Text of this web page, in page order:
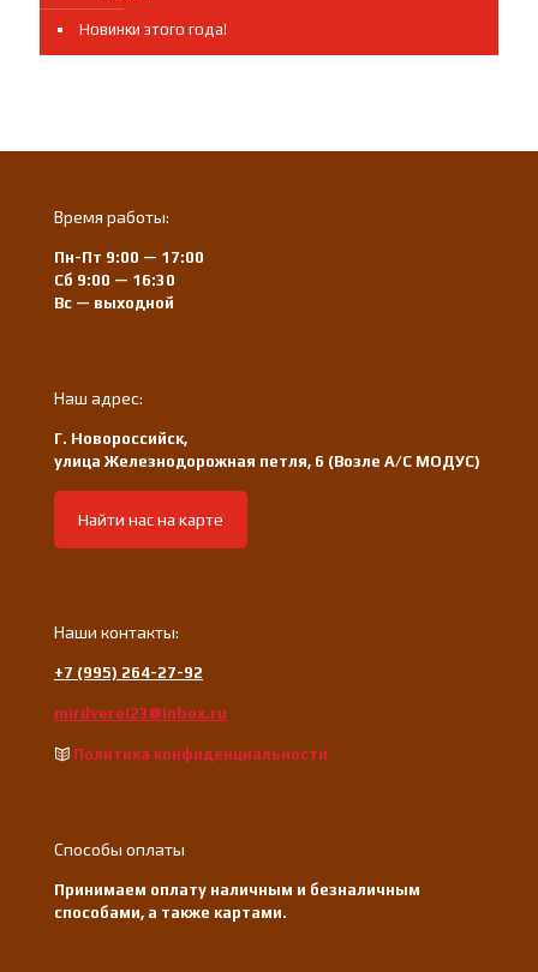
Новинки этого года!
Время работы:
Пн-Пт 9:00 — 17:00
Сб 9:00 — 16:30
Вс — выходной
Наш адрес:
Г. Новороссийск,
улица Железнодорожная петля, 6 (Возле А/С МОДУС)
Найти нас на карте
Наши контакты:
+7 (995) 264-27-92
mirdverei23@inbox.ru
Политика конфиденциальности
Способы оплаты
Принимаем оплату наличным и безналичным
способами, а также картами.